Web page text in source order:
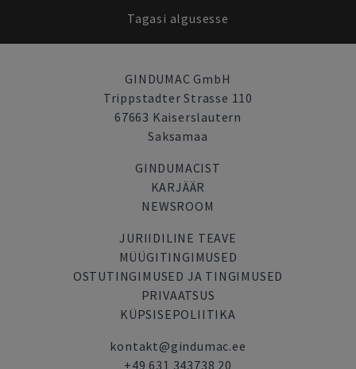
Tagasi algusesse
GINDUMAC GmbH
Trippstadter Strasse 110
67663 Kaiserslautern
Saksamaa
GINDUMACIST
KARJÄÄR
NEWSROOM
JURIIDILINE TEAVE
MÜÜGITINGIMUSED
OSTUTINGIMUSED JA TINGIMUSED
PRIVAATSUS
KÜPSISEPOLIITIKA
kontakt@gindumac.ee
+49 631 343738 20